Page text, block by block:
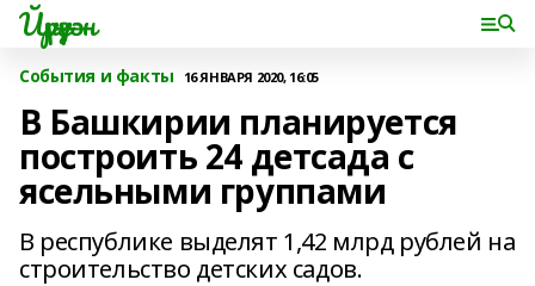
Йүрүҙән
События и факты 16 ЯНВАРЯ 2020, 16:05
В Башкирии планируется
построить 24 детсада с
ясельными группами
В республике выделят 1,42 млрд рублей на
строительство детских садов.